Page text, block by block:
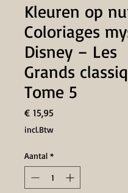
Kleuren op
Coloriages
Disney – Les
Grands
Tome 5
€ 15,95
incl.Btw
Aantal *